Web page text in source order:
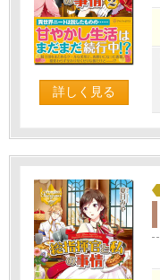
詳しく見る